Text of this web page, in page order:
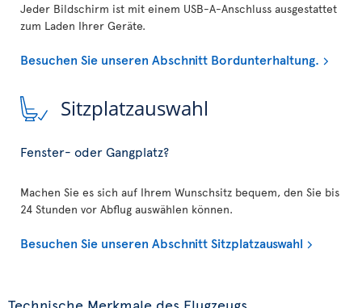
Jeder Bildschirm ist mit einem USB-A-Anschluss ausgestattet
zum Laden Ihrer Geräte.
Besuchen Sie unseren Abschnitt Bordunterhaltung.
Sitzplatzauswahl
Fenster- oder Gangplatz?
Machen Sie es sich auf Ihrem Wunschsitz bequem, den Sie bis
24 Stunden vor Abflug auswählen können.
Besuchen Sie unseren Abschnitt Sitzplatzauswahl